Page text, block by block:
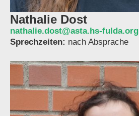
Nathalie Dost
nathalie.dost@asta.hs-fulda.org
Sprechzeiten: nach Absprache